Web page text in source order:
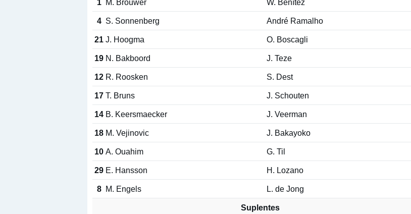
1 M. Brouwer W. Benítez
4 S. Sonnenberg André Ramalho
21 J. Hoogma O. Boscagli
19 N. Bakboord J. Teze
12 R. Roosken S. Dest
17 T. Bruns J. Schouten
14 B. Keersmaecker J. Veerman
18 M. Vejinovic J. Bakayoko
10 A. Ouahim G. Til
29 E. Hansson H. Lozano
8 M. Engels L. de Jong
Suplentes